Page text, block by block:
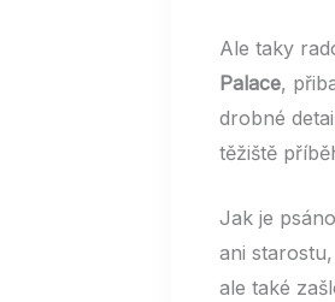
Ale taky
Palace,
drobné
těžiště
Jak je
ani
ale také